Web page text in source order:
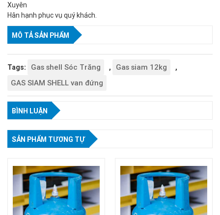
Xuyên
Hân hạnh phục vụ quý khách.
MÔ TẢ SẢN PHẨM
Tags: Gas shell Sóc Trăng , Gas siam 12kg ,
GAS SIAM SHELL van đứng
BÌNH LUẬN
SẢN PHẨM TƯƠNG TỰ